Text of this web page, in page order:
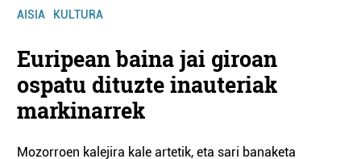
AISIA KULTURA
Euripean baina jai giroan
ospatu dituzte inauteriak
markinarrek
Mozorroen kalejira kale artetik, eta sari banaketa